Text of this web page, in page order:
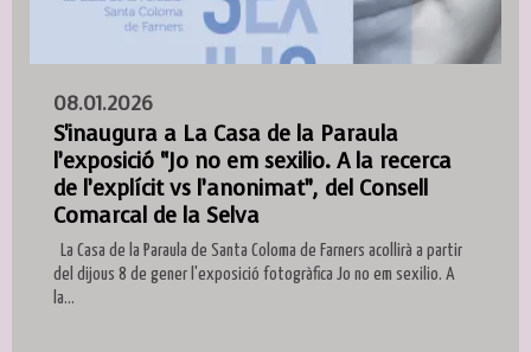
08.01.2026
S'inaugura a La Casa de la Paraula
l’exposició “Jo no em sexilio. A la recerca
de l’explícit vs l’anonimat”, del Consell
Comarcal de la Selva
La Casa de la Paraula de Santa Coloma de Farners acollirà a partir
del dijous 8 de gener l'exposició fotogràfica Jo no em sexilio. A
la...